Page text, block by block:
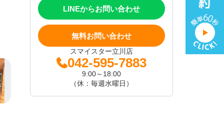
LINEからお問い合わせ
無料お問い合わせ
スマイスター立川店
042-595-7883
9:00～18:00
（休：毎週水曜日）